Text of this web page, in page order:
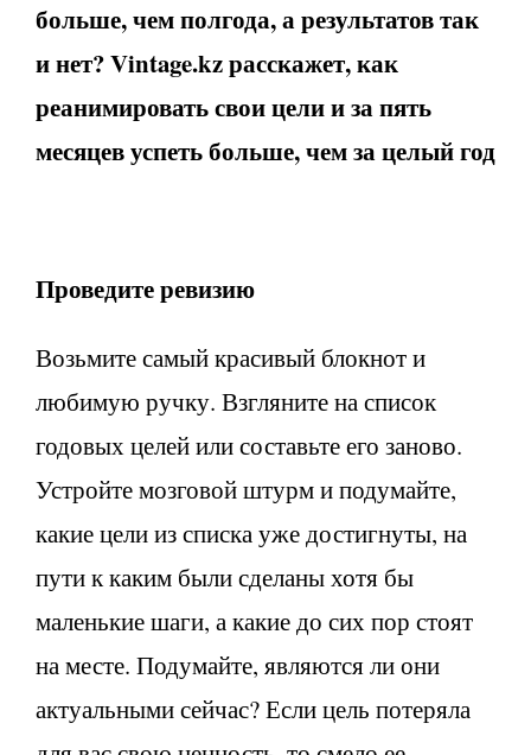
больше, чем полгода, а результатов так
и нет?Vintage.kzрасскажет, как
реанимировать свои цели и за пять
месяцев успеть больше, чем за целый год
Проведите ревизию
Возьмите самый красивый блокнот и
любимую ручку. Взгляните на список
годовых целей или составьте его заново.
Устройте мозговой штурм и подумайте,
какие цели из списка уже достигнуты, на
пути к каким были сделаны хотя бы
маленькие шаги, а какие до сих пор стоят
на месте. Подумайте, являются ли они
актуальными сейчас? Если цель потеряла